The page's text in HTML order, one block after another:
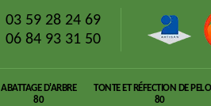
03 59 28 24 69
06 84 93 31 50
ABATTAGE D'ARBRE
80
TONTE ET RÉFECTION DE
80